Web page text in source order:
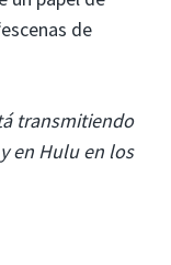
de
transmitiendo
en Hulu en los